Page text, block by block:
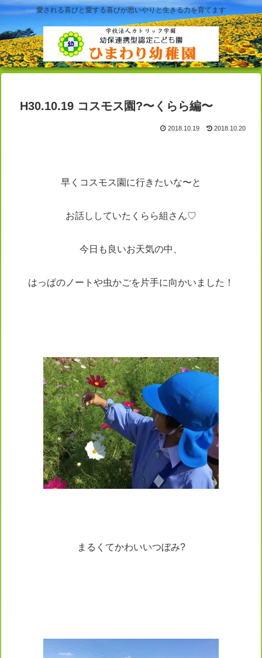
愛される喜びと愛する喜びが思いやりと生きる力を育てます
H30.10.19 コスモス園?〜くらら編〜
2018.10.19 2018.10.20
早くコスモス園に行きたいな〜と
お話ししていたくらら組さん♡
今日も良いお天気の中、
はっぱのノートや虫かごを片手に向かいました！
まるくてかわいいつぼみ?